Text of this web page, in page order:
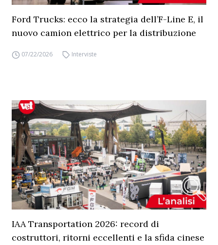
Ford Trucks: ecco la strategia dell’F-Line E, il
nuovo camion elettrico per la distribuzione
07/22/2026 Interviste
IAA Transportation 2026: record di
costruttori, ritorni eccellenti e la sfida cinese